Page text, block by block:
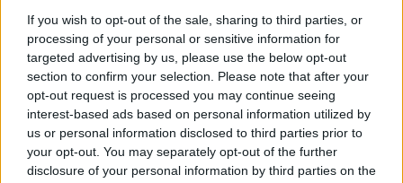
If you wish to opt-out of the sale, sharing to third parties, or
processing of your personal or sensitive information for
targeted advertising by us, please use the below opt-out
section to confirm your selection. Please note that after your
opt-out request is processed you may continue seeing
interest-based ads based on personal information utilized by
us or personal information disclosed to third parties prior to
your opt-out. You may separately opt-out of the further
disclosure of your personal information by third parties on the
Gjenkomst»
Concert/Live